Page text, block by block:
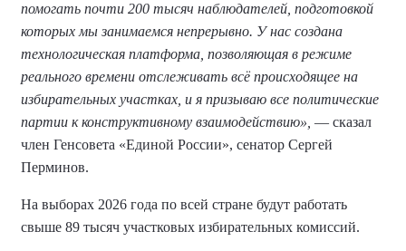
помогать почти 200 тысяч наблюдателей, подготовкой
которых мы занимаемся непрерывно. У нас создана
технологическая платформа, позволяющая в режиме
реального времени отслеживать всё происходящее на
избирательных участках, и я призываю все политические
партии к конструктивному взаимодействию», — сказал
член Генсовета «Единой России», сенатор Сергей
Перминов.
На выборах 2026 года по всей стране будут работать
свыше 89 тысяч участковых избирательных комиссий.